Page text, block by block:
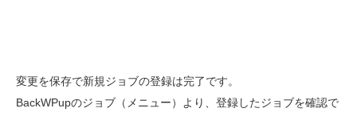
変更を保存で新規ジョブの登録は完了です。
BackWPupのジョブ（メニュー）より、登録したジョブを確認で